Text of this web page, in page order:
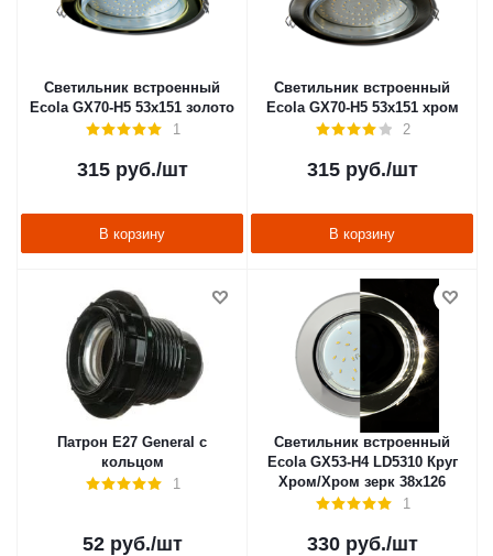
Светильник встроенный
Ecola GX70-H5 53x151 золото
1
315руб./шт
В корзину
Светильник встроенный
Ecola GX70-H5 53x151 хром
2
315руб./шт
В корзину
Патрон Е27 General с
кольцом
1
52руб./шт
Светильник встроенный
Ecola GX53-H4 LD5310 Круг
Хром/Хром зерк 38х126
1
330руб./шт